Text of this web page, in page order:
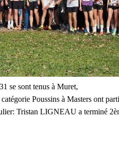
se sont tenus à Muret,
Poussins à Masters ont
Tristan LIGNEAU a terminé